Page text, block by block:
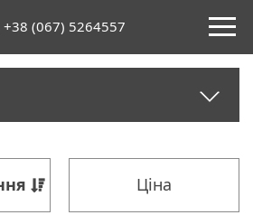
+38 (067) 5264557
Ціна